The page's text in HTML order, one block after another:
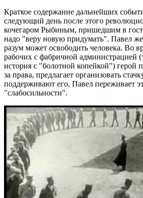
Краткое содержание дальнейших
следующий день после этого
кочегаром Рыбиным, пришедшим в
надо "веру новую придумать". Павел
разум может освободить человека. Во
рабочих с фабричной администрацией
история с "болотной копейкой") герой
за права, предлагает организовать
поддерживают его, Павел переживает
"слабосильности".